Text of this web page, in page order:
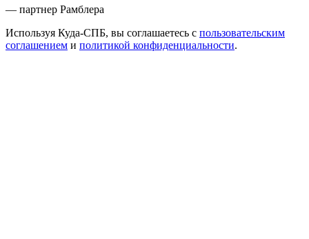
— партнер Рамблера
Используя Куда-СПБ, вы соглашаетесь с пользовательским
соглашением и политикой конфиденциальности.